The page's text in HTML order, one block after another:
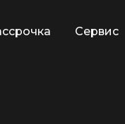
Сервис